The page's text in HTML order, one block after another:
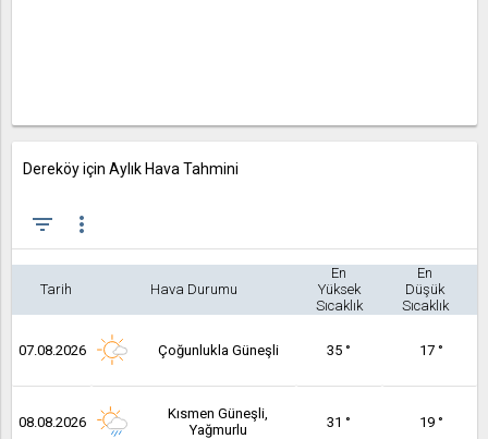
Dereköy için Aylık Hava Tahmini
filter_list more_vert
Tarih Hava Durumu
En
Yüksek
Sıcaklık
En
Düşük
Sıcaklık
07.08.2026 Çoğunlukla Güneşli 35 ° 17 °
08.08.2026
Kısmen Güneşli,
Yağmurlu
31 ° 19 °